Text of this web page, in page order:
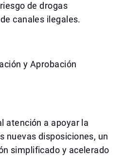
de drogas
canales ilegales.
y Aprobación
atención a apoyar la
nuevas disposiciones, un
simplificado y acelerado